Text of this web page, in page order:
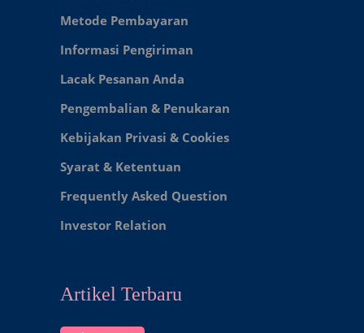
Metode Pembayaran
Informasi Pengiriman
Lacak Pesanan Anda
Pengembalian & Penukaran
Kebijakan Privasi & Cookies
Syarat & Ketentuan
Frequently Asked Question
Investor Relation
Artikel Terbaru